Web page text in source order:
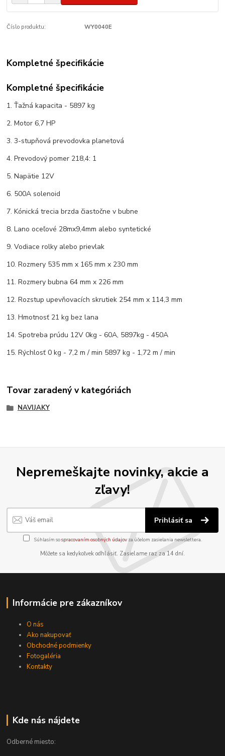
Číslo produktu: WY0040E
Kompletné špecifikácie
Kompletné špecifikácie
1. Ťažná kapacita - 5897 kg
2. Motor 6,7 HP
3. 3-stupňová prevodovka planetová
4. Prevodový pomer 218,4: 1
5. Napätie 12V
6. 500A solenoid
7. Kónická trecia brzda čiastočne v bubne
8. Lano oceľové 28mx9,4mm alebo syntetické
9. Vodiace rolky alebo prievlak
10. Rozmery 535 mm x 165 mm x 230 mm
11. Rozmery bubna 64 mm x 226 mm
12. Rozstup upevňovacích skrutiek 254 mm x 114,3 mm
13. Hmotnosť 21 kg bez lana
14. Spotreba prúdu 12V 0kg - 60A, 5897kg - 450A
15. Rýchlosť 0 kg - 7,2 m / min 5897 kg - 1,72 m / min
Tovar zaradený v kategóriách
NAVIJAKY
Nepremeškajte novinky, akcie a
zľavy!
Prihlásiť sa
Súhlasím sospracovaním osobných údajov za účelom zasielania newslettera.
Môžete sa kedykoľvek odhlásiť. Zasielame raz za 14 dní.
Informácie pre zákazníkov
O nás
Ako nakupovať
Obchodné podmienky
Fotogaléria
Kontakty
Kde nás nájdete
Odberné miesto: